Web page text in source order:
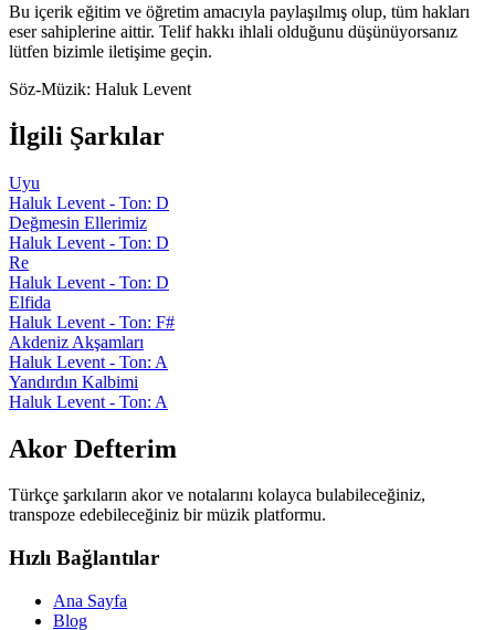
Bu içerik eğitim ve öğretim amacıyla paylaşılmış olup, tüm hakları
eser sahiplerine aittir. Telif hakkı ihlali olduğunu düşünüyorsanız
lütfen bizimle iletişime geçin.
Söz-Müzik: Haluk Levent
İlgili Şarkılar
Uyu
Haluk Levent - Ton: D
Değmesin Ellerimiz
Haluk Levent - Ton: D
Re
Haluk Levent - Ton: D
Elfida
Haluk Levent - Ton: F#
Akdeniz Akşamları
Haluk Levent - Ton: A
Yandırdın Kalbimi
Haluk Levent - Ton: A
Akor Defterim
Türkçe şarkıların akor ve notalarını kolayca bulabileceğiniz,
transpoze edebileceğiniz bir müzik platformu.
Hızlı Bağlantılar
Ana Sayfa
Blog